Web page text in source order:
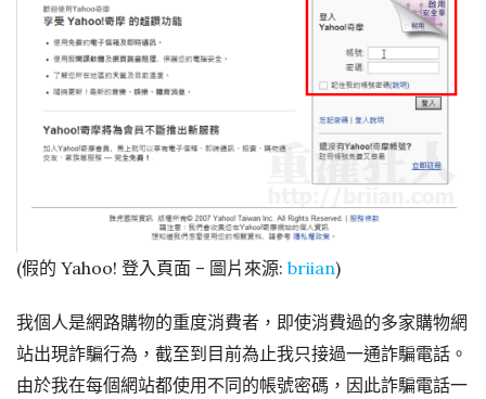
(假的 Yahoo! 登入頁面 – 圖片來源: briian)
我個人是網路購物的重度消費者，即使消費過的多家購物網
站出現詐騙行為，截至到目前為止我只接過一通詐騙電話。
由於我在每個網站都使用不同的帳號密碼，因此詐騙電話一